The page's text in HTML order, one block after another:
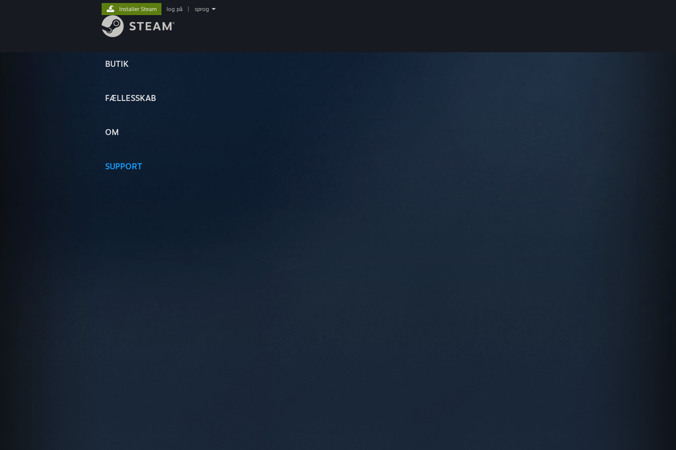
BUTIK
FÆLLESSKAB
OM
SUPPORT
Installer Steam log på sprog